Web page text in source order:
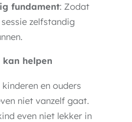
fundament: Zodat
sessie zelfstandig
helpen
en ouders
niet vanzelf gaat.
even niet lekker in